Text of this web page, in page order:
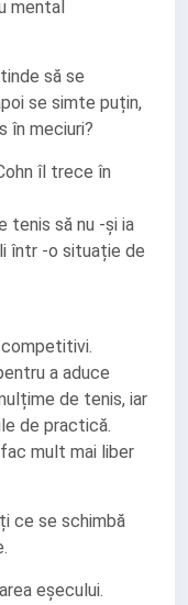
mental
să se
se simte puțin,
în meciuri?
îl trece în
tenis să nu -și ia
într -o situație de
competitivi.
a aduce
de tenis, iar
de practică.
mult mai liber
ce se schimbă
eșecului.